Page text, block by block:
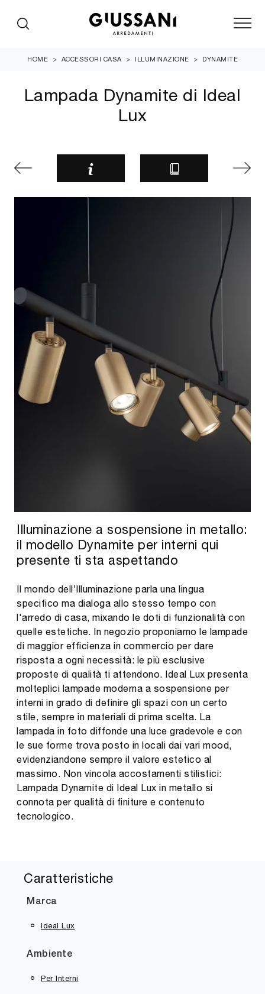
HOME > ACCESSORI CASA > ILLUMINAZIONE > DYNAMITE
Lampada Dynamite di Ideal
Lux
Illuminazione a sospensione in metallo:
il modello Dynamite per interni qui
presente ti sta aspettando
Il mondo dell’Illuminazione parla una lingua
specifico ma dialoga allo stesso tempo con
l'arredo di casa, mixando le doti di funzionalità con
quelle estetiche. In negozio proponiamo le lampade
di maggior efficienza in commercio per dare
risposta a ogni necessità: le più esclusive
proposte di qualità ti attendono. Ideal Lux presenta
molteplici lampade moderna a sospensione per
interni in grado di definire gli spazi con un certo
stile, sempre in materiali di prima scelta. La
lampada in foto diffonde una luce gradevole e con
le sue forme trova posto in locali dai vari mood,
evidenziandone sempre il valore estetico al
massimo. Non vincola accostamenti stilistici:
Lampada Dynamite di Ideal Lux in metallo si
connota per qualità di finiture e contenuto
tecnologico.
Caratteristiche
Marca
Ideal Lux
Ambiente
Per Interni